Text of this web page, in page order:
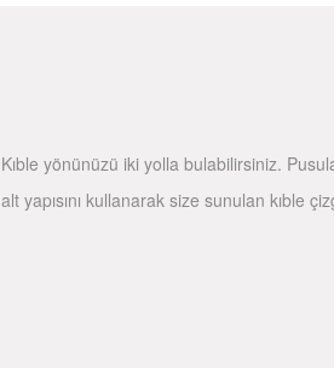
Kıble yönünüzü iki yolla bulabilirsiniz.
alt yapısını kullanarak size sunulan kıble